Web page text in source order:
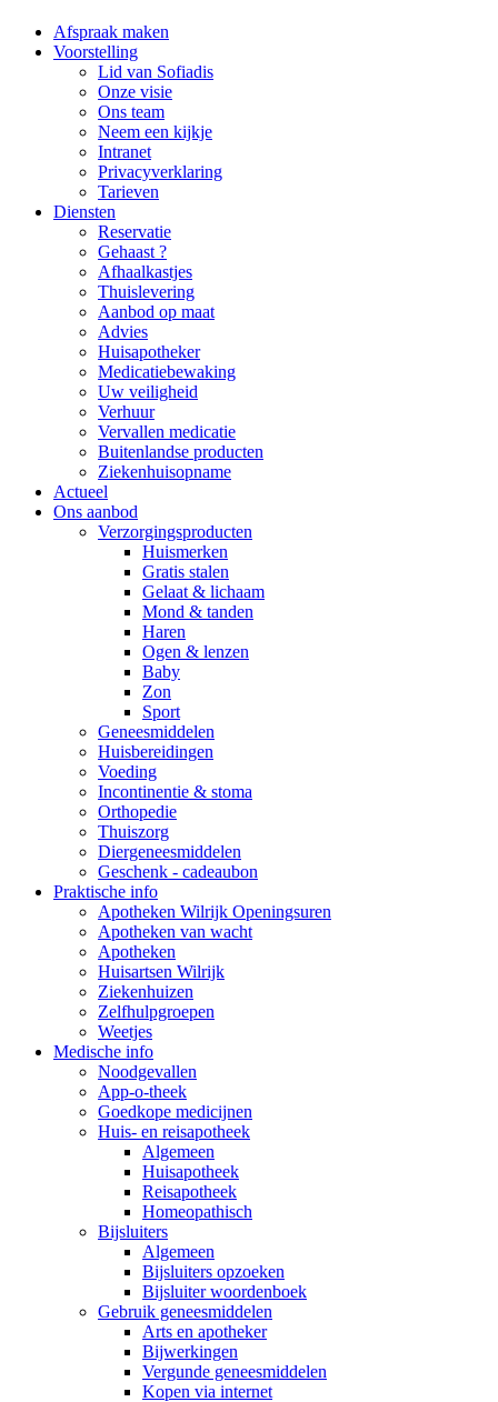
Afspraak maken
Voorstelling
Lid van Sofiadis
Onze visie
Ons team
Neem een kijkje
Intranet
Privacyverklaring
Tarieven
Diensten
Reservatie
Gehaast ?
Afhaalkastjes
Thuislevering
Aanbod op maat
Advies
Huisapotheker
Medicatiebewaking
Uw veiligheid
Verhuur
Vervallen medicatie
Buitenlandse producten
Ziekenhuisopname
Actueel
Ons aanbod
Verzorgingsproducten
Huismerken
Gratis stalen
Gelaat & lichaam
Mond & tanden
Haren
Ogen & lenzen
Baby
Zon
Sport
Geneesmiddelen
Huisbereidingen
Voeding
Incontinentie & stoma
Orthopedie
Thuiszorg
Diergeneesmiddelen
Geschenk - cadeaubon
Praktische info
Apotheken Wilrijk Openingsuren
Apotheken van wacht
Apotheken
Huisartsen Wilrijk
Ziekenhuizen
Zelfhulpgroepen
Weetjes
Medische info
Noodgevallen
App-o-theek
Goedkope medicijnen
Huis- en reisapotheek
Algemeen
Huisapotheek
Reisapotheek
Homeopathisch
Bijsluiters
Algemeen
Bijsluiters opzoeken
Bijsluiter woordenboek
Gebruik geneesmiddelen
Arts en apotheker
Bijwerkingen
Vergunde geneesmiddelen
Kopen via internet